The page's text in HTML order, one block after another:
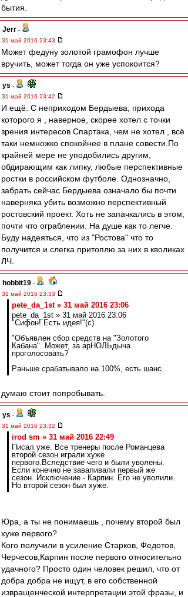
бытия.
Jerr -
31 май 2016 23:43
Может федуну золотой грамофон лучше
вручить, может тогда он уже успокоится?
ys -
31 май 2016 23:42
И ещё. С неприходом Бердыева, прихода
которого я , наверное, скорее хотел с точки
зрения интересов Спартака, чем не хотел , всё
таки немножко спокойнее в плане совести.По
крайней мере не уподобились другим,
обдирающим как липку, любые перспективные
ростки в российском футболе. Однозначно,
забрать сейчас Бердыева означало бы почти
наверняка убить возможно перспективный
ростовский проект. Хоть не запачкались в этом,
почти что ограблении. На душе как то легче.
Буду надеяться, что из "Ростова" что то
получится и слегка притоплю за них в кволиках
ЛЧ.
hobbit19 -
31 май 2016 23:33
pete_da_1st » 31 май 2016 23:06
pete_da_1st » 31 май 2016 23:06
"Сифон! Есть идея!"(с)
"Объявлен сбор средств на "Золотого
Кабана". Может, за арНОЛЬдыча
проголосовать?
Раньше срабатывало на 100%, есть шанс.
думаю стоит попробывать.
ys -
31 май 2016 23:32
irod sm » 31 май 2016 22:49
Писал уже. Все тренеры после Романцева
второй сезон играли хуже
первого.Вследствие чего и были уволены.
Если конечно не заваливали первый же
сезон. Исключение - Карпин. Его не уволили.
Но второй сезон был хуже.
Юра, а ты не понимаешь , почему второй был
хуже первого?
Кого получили в усиление Старков, Федотов,
Черчесов,Карпин после первого относительно
удачного? Просто один человек решил, что от
добра добра не ищут, в его собственной
извращенческой интерпретации этой фразы, и